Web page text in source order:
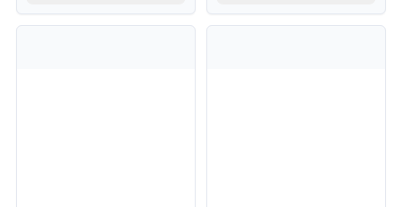
Volvo 740/760/780 Karrosseridele